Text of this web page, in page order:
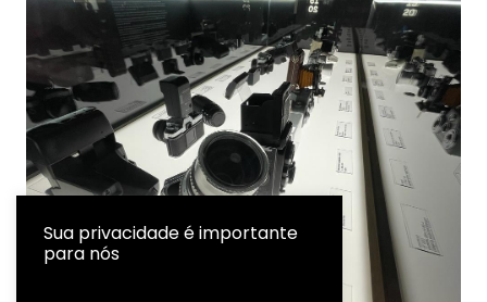
Sua privacidade é importante
para nós